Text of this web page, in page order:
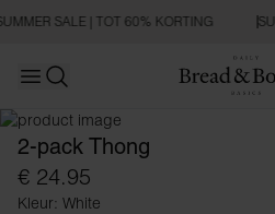
SALE | TOT 60% KORTING
Open main menu
2-pack Thong
€ 24.95
Kleur: White